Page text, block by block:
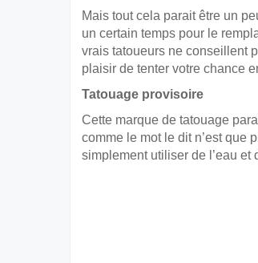
Mais tout cela parait être un
un certain temps pour le
vrais tatoueurs ne conseillent
plaisir de tenter votre chance
Tatouage provisoire
Cette marque de tatouage
comme le mot le dit n’est que
simplement utiliser de l’eau et